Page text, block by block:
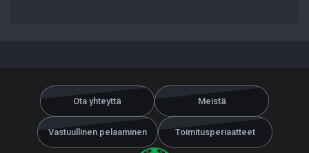
Ota yhteyttä Meistä
Vastuullinen pelaaminen Toimitusperiaatteet